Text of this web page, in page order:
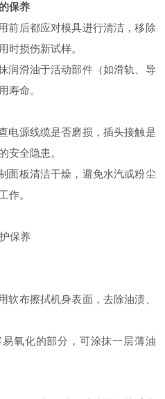
保养
后都应对模具进行清洁，移除
时损伤新试样。
滑油于活动部件（如滑轨、导
寿命。
源线缆是否磨损，插头接触是
安全隐患。
板清洁干燥，避免水汽或粉尘
作。
布擦拭机身表面，去除油渍、
化的部分，可涂抹一层薄油